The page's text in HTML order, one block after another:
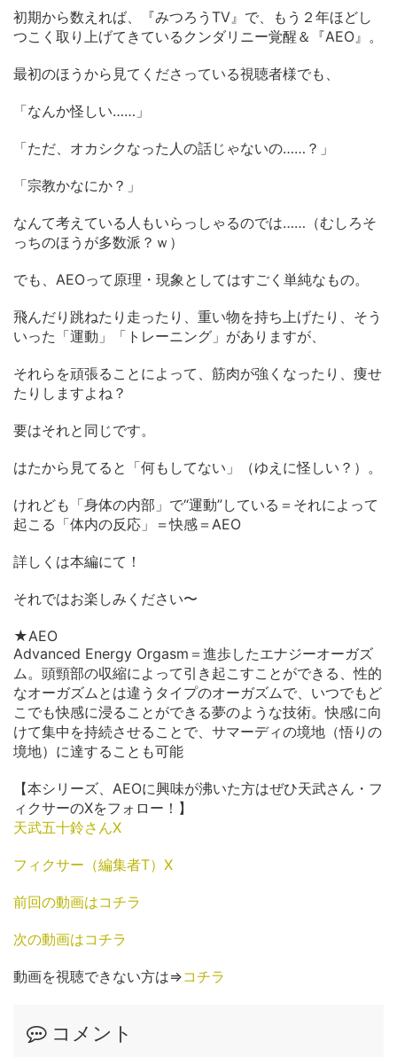
初期から数えれば、『みつろうTV』で、もう２年ほどし
つこく取り上げてきているクンダリニー覚醒＆『AEO』。
最初のほうから見てくださっている視聴者様でも、
「なんか怪しい……」
「ただ、オカシクなった人の話じゃないの……？」
「宗教かなにか？」
なんて考えている人もいらっしゃるのでは……（むしろそ
っちのほうが多数派？ｗ）
でも、AEOって原理・現象としてはすごく単純なもの。
飛んだり跳ねたり走ったり、重い物を持ち上げたり、そう
いった「運動」「トレーニング」がありますが、
それらを頑張ることによって、筋肉が強くなったり、痩せ
たりしますよね？
要はそれと同じです。
はたから見てると「何もしてない」（ゆえに怪しい？）。
けれども「身体の内部」で“運動”している＝それによって
起こる「体内の反応」＝快感＝AEO
詳しくは本編にて！
それではお楽しみください〜
★AEO
Advanced Energy Orgasm＝進歩したエナジーオーガズ
ム。頭頸部の収縮によって引き起こすことができる、性的
なオーガズムとは違うタイプのオーガズムで、いつでもど
こでも快感に浸ることができる夢のような技術。快感に向
けて集中を持続させることで、サマーディの境地（悟りの
境地）に達することも可能
【本シリーズ、AEOに興味が沸いた方はぜひ天武さん・フ
ィクサーのXをフォロー！】
天武五十鈴さんX
フィクサー（編集者T）X
前回の動画はコチラ
次の動画はコチラ
動画を視聴できない方は⇒コチラ
コメント